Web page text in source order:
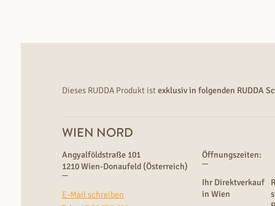
Dieses RUDDA Produkt istexklusiv in folgenden RUDDA
WIEN NORD
Angyalföldstraße 101
1210 Wien-Donaufeld (Österreich)
E-Mail schreiben
Öffnungszeiten:
Ihr Direktverkauf
in Wien